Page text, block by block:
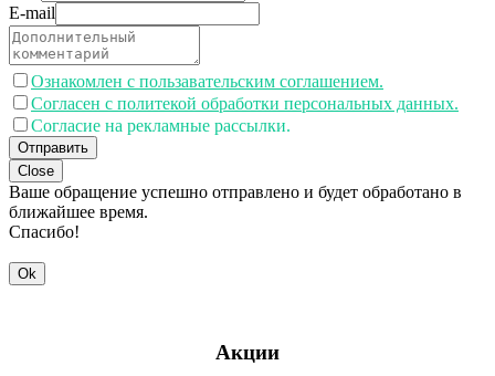
E-mail
Ознакомлен с пользавательским соглашением.
Согласен с политекой обработки персональных данных.
Согласие на рекламные рассылки.
Отправить
Close
Ваше обращение успешно отправлено и будет обработано в
ближайшее время.
Спасибо!
Ok
Акции